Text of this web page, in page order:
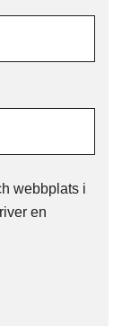
webbplats i
en